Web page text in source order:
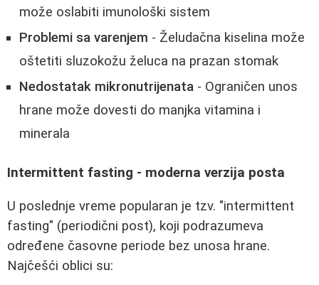
može oslabiti imunološki sistem
Problemi sa varenjem - Želudačna kiselina može
oštetiti sluzokožu želuca na prazan stomak
Nedostatak mikronutrijenata - Ograničen unos
hrane može dovesti do manjka vitamina i
minerala
Intermittent fasting - moderna verzija posta
U poslednje vreme popularan je tzv. "intermittent
fasting" (periodični post), koji podrazumeva
određene časovne periode bez unosa hrane.
Najčešći oblici su: